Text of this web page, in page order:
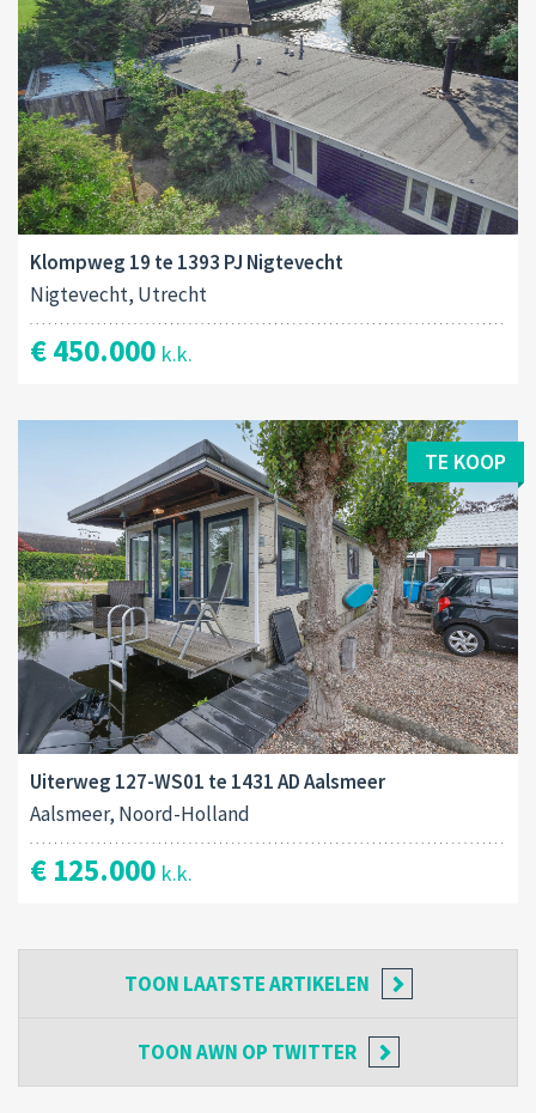
Klompweg 19 te 1393 PJ Nigtevecht
Nigtevecht, Utrecht
€ 450.000 k.k.
TE KOOP
Uiterweg 127-WS01 te 1431 AD Aalsmeer
Aalsmeer, Noord-Holland
€ 125.000 k.k.
TOON LAATSTE ARTIKELEN
TOONAWN OP TWITTER